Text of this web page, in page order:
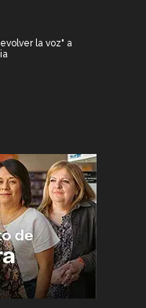
la voz" a